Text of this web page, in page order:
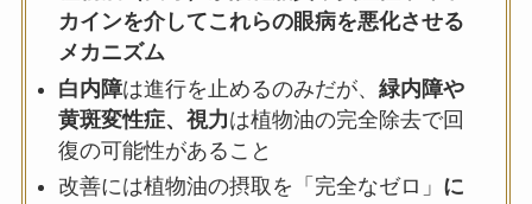
カインを介してこれらの眼病を悪化させる
メカニズム
白内障は進行を止めるのみだが、 緑内障や
黄斑変性症、視力は植物油の完全除去で回
復の可能性があること
改善には植物油の摂取を「完全なゼロ」 に